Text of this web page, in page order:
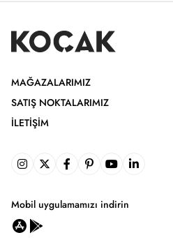
MAĞAZALARIMIZ
SATIŞ NOKTALARIMIZ
İLETIŞIM
Mobil uygulamamızı indirin